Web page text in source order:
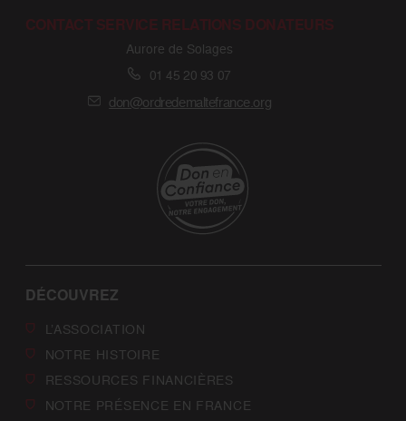
CONTACT SERVICE RELATIONS DONATEURS
Aurore de Solages
01 45 20 93 07
don@ordredemaltefrance.org
DÉCOUVREZ
L’ASSOCIATION
NOTRE HISTOIRE
RESSOURCES FINANCIÈRES
NOTRE PRÉSENCE EN FRANCE